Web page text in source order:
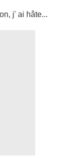
j' ai hâte...